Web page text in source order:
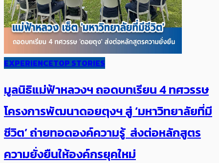
EXPERIENCETOP STORIES
มูลนิธิแม่ฟ้าหลวงฯ ถอดบทเรียน 4 ทศวรรษ
โครงการพัฒนาดอยตุงฯ สู่ ‘มหาวิทยาลัยที่มี
ชีวิต’ ถ่ายทอดองค์ความรู้ ส่งต่อหลักสูตร
ความยั่งยืนให้องค์กรยุคใหม่